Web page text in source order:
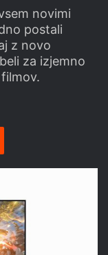
novimi
postali
z novo
za izjemno
Reddit